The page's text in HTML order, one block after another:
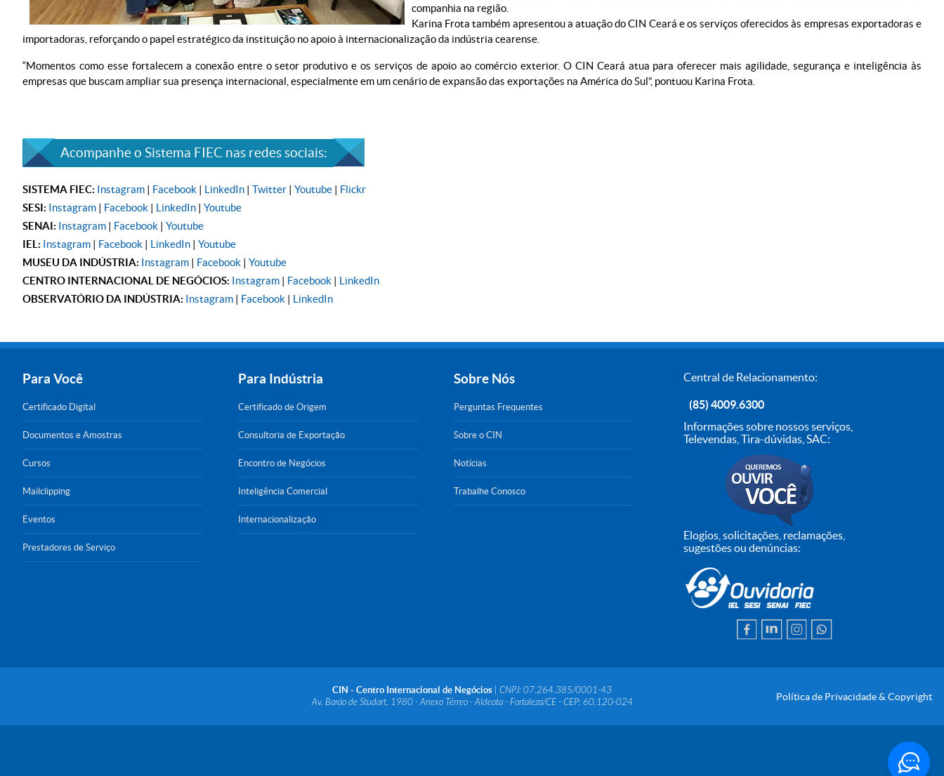
companhia na região.
Karina Frota também apresentou a atuação do CIN Ceará e os serviços oferecidos às empresas exportadoras e
importadoras, reforçando o papel estratégico da instituição no apoio à internacionalização da indústria cearense.
“Momentos como esse fortalecem a conexão entre o setor produtivo e os serviços de apoio ao comércio exterior. O CIN Ceará atua para oferecer mais agilidade, segurança e inteligência às
empresas que buscam ampliar sua presença internacional, especialmente em um cenário de expansão das exportações na América do Sul”, pontuou Karina Frota.
Acompanhe o Sistema FIEC nas redes sociais:
SISTEMA FIEC: Instagram | Facebook | LinkedIn | Twitter | Youtube | Flickr
SESI: Instagram | Facebook | LinkedIn | Youtube
SENAI: Instagram | Facebook | Youtube
IEL: Instagram | Facebook | LinkedIn | Youtube
MUSEU DA INDÚSTRIA: Instagram | Facebook | Youtube
CENTRO INTERNACIONAL DE NEGÓCIOS: Instagram | Facebook | LinkedIn
OBSERVATÓRIO DA INDÚSTRIA: Instagram | Facebook | LinkedIn
Para Você
Certificado Digital
Documentos e Amostras
Cursos
Mailclipping
Eventos
Prestadores de Serviço
Para Indústria
Certificado de Origem
Consultoria de Exportação
Encontro de Negócios
Inteligência Comercial
Internacionalização
Sobre Nós
Perguntas Frequentes
Sobre o CIN
Notícias
Trabalhe Conosco
Central de Relacionamento:
(85) 4009.6300
Informações sobre nossos serviços,
Televendas, Tira-dúvidas, SAC:
Elogios, solicitações, reclamações,
sugestões ou denúncias:
CIN - Centro Internacional de Negócios
| CNPJ: 07.264.385/0001-43
Av. Barão de Studart, 1980 - Anexo Térreo - Aldeota - Fortaleza/CE - CEP: 60.120-024
Política de Privacidade & Copyright